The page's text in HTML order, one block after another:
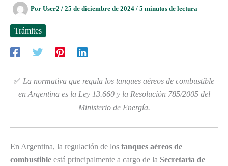
Por User2 / 25 de diciembre de 2024 / 5 minutos de lectura
Trámites
✅ La normativa que regula los tanques aéreos de combustible
en Argentina es la Ley 13.660 y la Resolución 785/2005 del
Ministerio de Energía.
En Argentina, la regulación de los tanques aéreos de
combustible está principalmente a cargo de la Secretaría de